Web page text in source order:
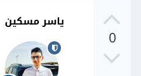
0
ياسر مسكين